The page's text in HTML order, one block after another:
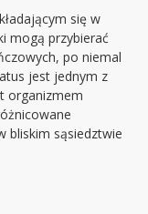
się w
mogą przybierać
po niemal
jest jednym z
organizmem
bliskim sąsiedztwie